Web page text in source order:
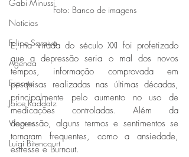
Gabi Minussi
Notícias
Felipe Saraiva
Agenda
Esporte
Joice Raddatz
Viagem
Luigi Bitencourt
Foto: Banco de imagens
E, na virada do século XXI foi profetizado
que a depressão seria o mal dos novos
tempos, informação comprovada em
pesquisas realizadas nas últimas décadas,
principalmente pelo aumento no uso de
medicações controladas. Além da
depressão, alguns termos e sentimentos se
tornaram frequentes, como a ansiedade,
estresse e Burnout.